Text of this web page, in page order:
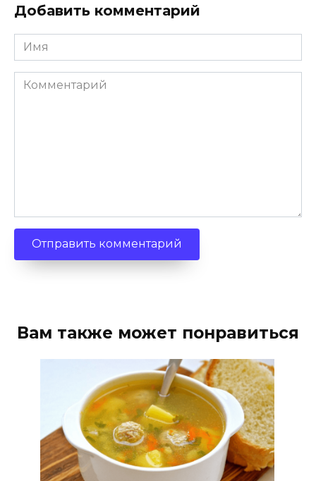
Добавить комментарий
Имя
Комментарий
Вам также может понравиться